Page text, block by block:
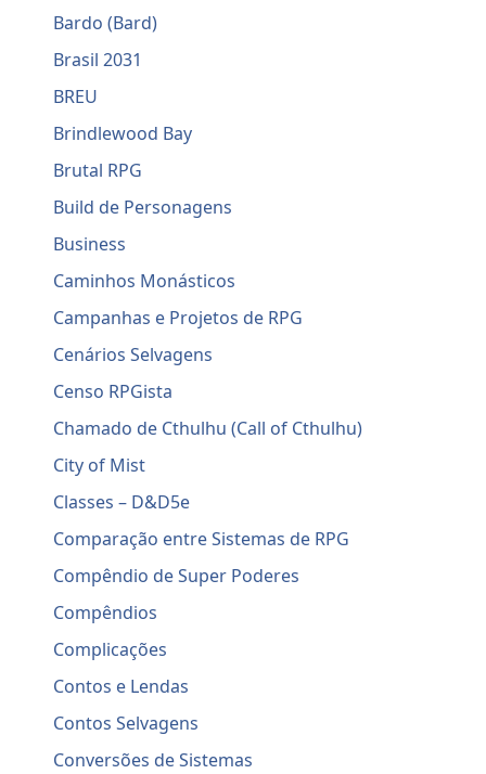
Bardo (Bard)
Brasil 2031
BREU
Brindlewood Bay
Brutal RPG
Build de Personagens
Business
Caminhos Monásticos
Campanhas e Projetos de RPG
Cenários Selvagens
Censo RPGista
Chamado de Cthulhu (Call of Cthulhu)
City of Mist
Classes – D&D5e
Comparação entre Sistemas de RPG
Compêndio de Super Poderes
Compêndios
Complicações
Contos e Lendas
Contos Selvagens
Conversões de Sistemas